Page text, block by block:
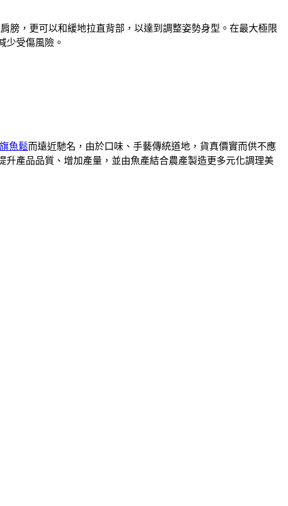
膀，更可以和緩地拉直背部，以達到調整姿勢身型。在最大極限
少受傷風險。
旗魚鬆而遠近馳名，由於口味、手藝傳統道地，貨真價實而供不應
產品品質、增加產量，並由魚產結合農產製造更多元化調理美